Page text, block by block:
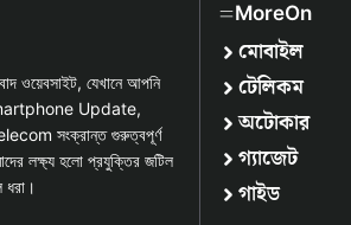
ওয়েবসাইট, যেখানে আপনি
Update,
সংক্রান্ত গুরুত্বপূর্ণ
লক্ষ্য হলো প্রযুক্তির জটিল
ধরা।
MoreOn
মোবাইল
টেলিকম
অটোকার
গ্যাজেট
গাইড